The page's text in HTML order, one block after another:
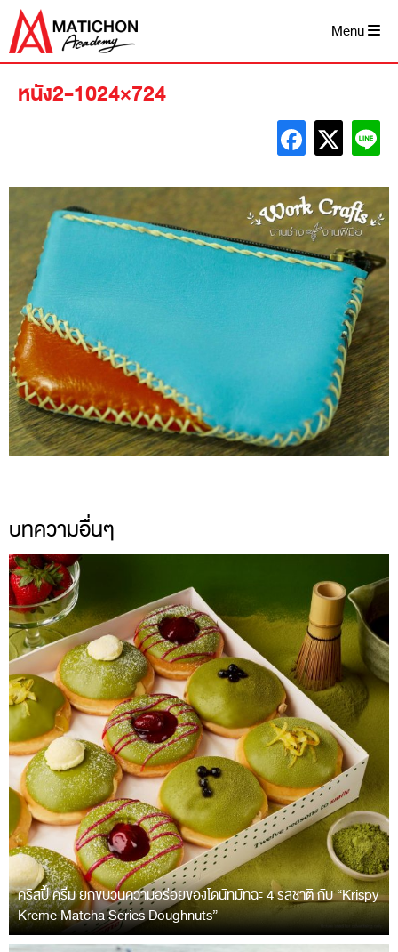
Skip
content
Menu
หนัง2-1024×724
บทความอื่นๆ
คริสปี้ ครีม ยกขบวนความอร่อยของโดนัทมัทฉะ 4 รสชาติ กับ “Krispy
Kreme Matcha Series Doughnuts”